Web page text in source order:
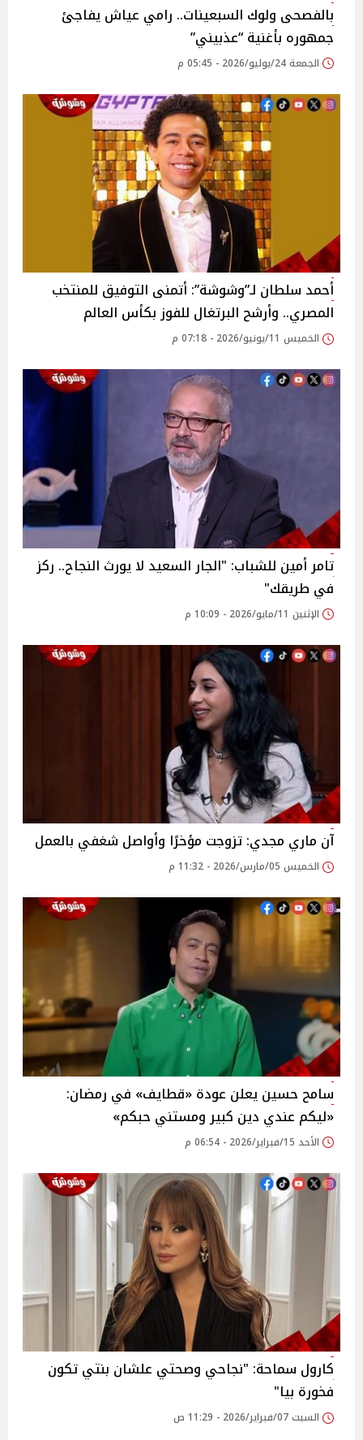
بالفصحى ولوك السبعينات.. رامي عياش يفاجئ
جمهوره بأغنية “عذبيني”
الجمعة 24/يوليو/2026 - 05:45 م
أحمد سلطان لـ”وشوشة”: أتمنى التوفيق للمنتخب
المصري.. وأرشح البرتغال للفوز بكأس العالم
الخميس 11/يونيو/2026 - 07:18 م
تامر أمين للشباب: "الجار السعيد لا يورث النجاح.. ركز
في طريقك"
الإثنين 11/مايو/2026 - 10:09 م
آن ماري مجدي: تزوجت مؤخرًا وأواصل شغفي بالعمل
الخميس 05/مارس/2026 - 11:32 م
سامح حسين يعلن عودة «قطايف» في رمضان:
«ليكم عندي دين كبير ومستني حبكم»
الأحد 15/فبراير/2026 - 06:54 م
كارول سماحة: "نجاحي وصحتي علشان بنتي تكون
فخورة بيا"
السبت 07/فبراير/2026 - 11:29 ص